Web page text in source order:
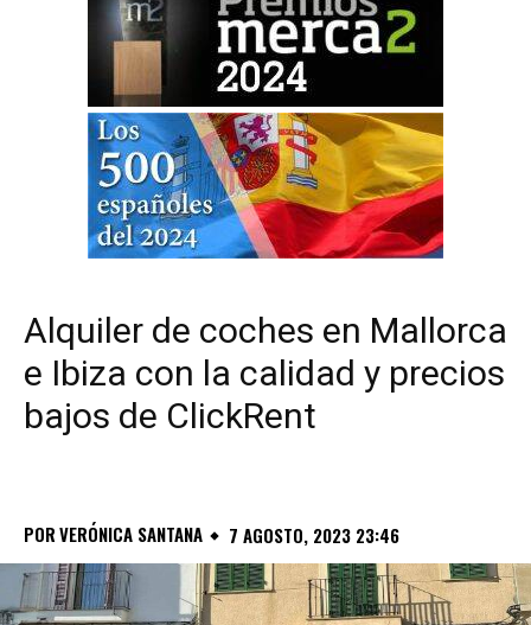
Alquiler de coches en Mallorca
e Ibiza con la calidad y precios
bajos de ClickRent
PORVERÓNICA SANTANA 7 AGOSTO, 2023 23:46